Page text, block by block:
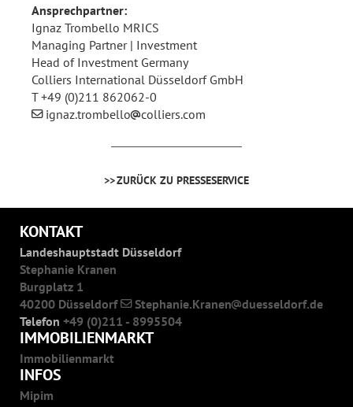
Ansprechpartner:
Ignaz Trombello MRICS
Managing Partner | Investment
Head of Investment Germany
Colliers International Düsseldorf GmbH
T +49 (0)211 862062-0
ignaz.trombello
colliers.com
ZURÜCK ZU PRESSESERVICE
KONTAKT
Landeshauptstadt Düsseldorf
Stephanie Kranen
Burgplatz 1
40200 Düsseldorf
Stephanie.Kranen
duesseldorf.de
Telefon +49 (0)211 - 8995504
IMMOBILIENMARKT
Immobilienmarkt
INFOS
Mipim